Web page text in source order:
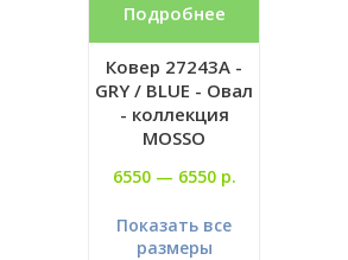
Подробнее
Ковер 27243A -
GRY / BLUE - Овал
- коллекция
MOSSO
6550 — 6550 р.
Показать все
размеры